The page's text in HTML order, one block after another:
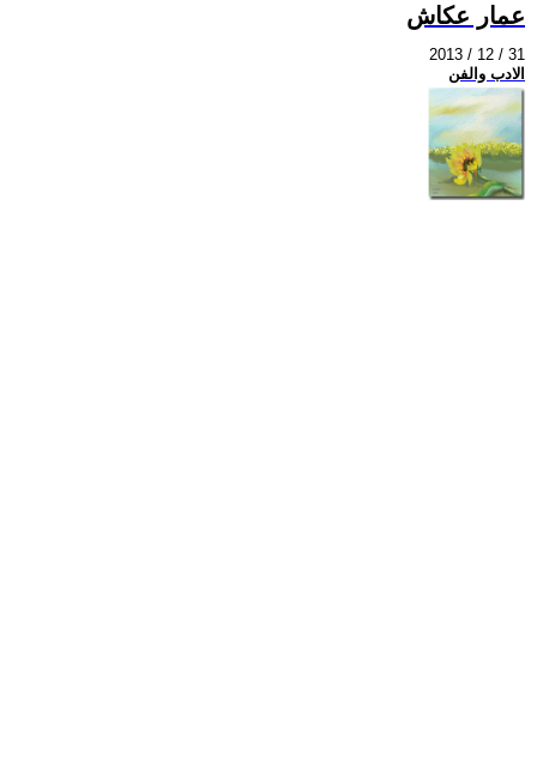
عمار عكاش
2013 / 12 / 31
الادب والفن